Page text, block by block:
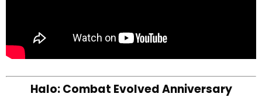
Halo: Combat Evolved Anniversary